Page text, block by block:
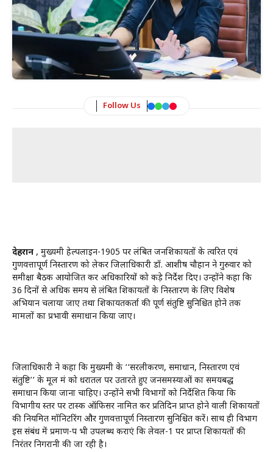
Follow Us
देहरादून , मुख्यमंत्री हेल्पलाइन-1905 पर लंबित जनशिकायतों के त्वरित एवं
गुणवत्तापूर्ण निस्तारण को लेकर जिलाधिकारी डॉ. आशीष चौहान ने गुरुवार को
समीक्षा बैठक आयोजित कर अधिकारियों को कड़े निर्देश दिए। उन्होंने कहा कि
36 दिनों से अधिक समय से लंबित शिकायतों के निस्तारण के लिए विशेष
अभियान चलाया जाए तथा शिकायतकर्ता की पूर्ण संतुष्टि सुनिश्चित होने तक
मामलों का प्रभावी समाधान किया जाए।
जिलाधिकारी ने कहा कि मुख्यमंत्री के ‘‘सरलीकरण, समाधान, निस्तारण एवं
संतुष्टि’’ के मूल मंत्र को धरातल पर उतारते हुए जनसमस्याओं का समयबद्ध
समाधान किया जाना चाहिए। उन्होंने सभी विभागों को निर्देशित किया कि
विभागीय स्तर पर टास्क ऑफिसर नामित कर प्रतिदिन प्राप्त होने वाली शिकायतों
की नियमित मॉनिटरिंग और गुणवत्तापूर्ण निस्तारण सुनिश्चित करें। साथ ही विभाग
इस संबंध में प्रमाण-पत्र भी उपलब्ध कराएं कि लेवल-1 पर प्राप्त शिकायतों की
निरंतर निगरानी की जा रही है।